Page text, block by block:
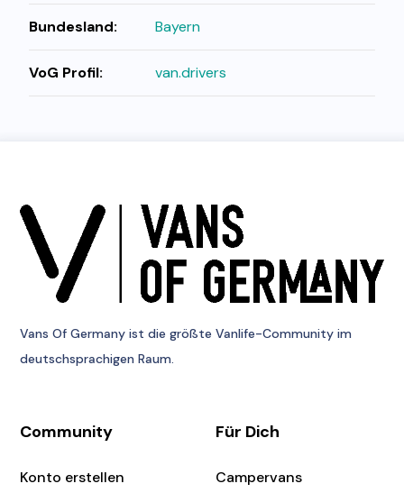
Bundesland: Bayern
VoG Profil: van.drivers
Vans Of Germany ist die größte Vanlife-Community im
deutschsprachigen Raum.
Community
Konto erstellen
Für Dich
Campervans